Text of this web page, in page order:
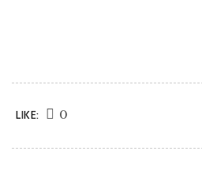
LIKE: 0